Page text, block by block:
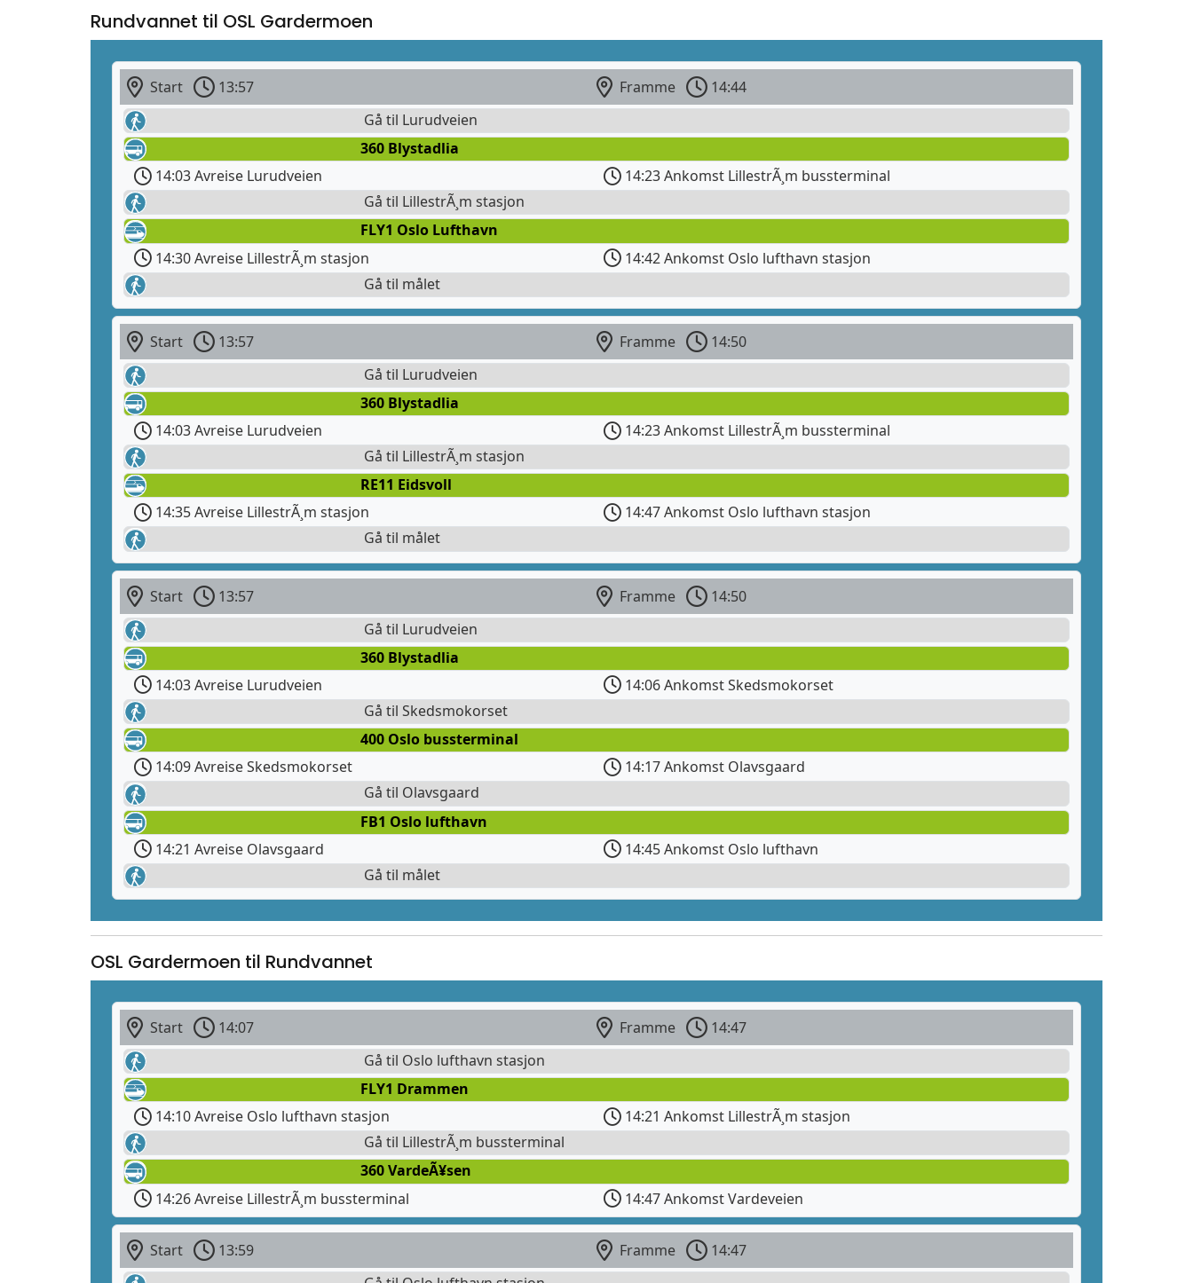
Rundvannet til OSL Gardermoen
Start 13:57 Framme
14:44
Gå til Lurudveien
360 Blystadlia
14:03 Avreise Lurudveien
14:23 Ankomst LillestrÃ¸m bussterminal
Gå til LillestrÃ¸m stasjon
FLY1 Oslo Lufthavn
14:30 Avreise LillestrÃ¸m stasjon
14:42 Ankomst Oslo lufthavn stasjon
Gå til målet
Start 13:57 Framme
14:50
Gå til Lurudveien
360 Blystadlia
14:03 Avreise Lurudveien
14:23 Ankomst LillestrÃ¸m bussterminal
Gå til LillestrÃ¸m stasjon
RE11 Eidsvoll
14:35 Avreise LillestrÃ¸m stasjon
14:47 Ankomst Oslo lufthavn stasjon
Gå til målet
Start 13:57 Framme
14:50
Gå til Lurudveien
360 Blystadlia
14:03 Avreise Lurudveien
14:06 Ankomst Skedsmokorset
Gå til Skedsmokorset
400 Oslo bussterminal
14:09 Avreise Skedsmokorset
14:17 Ankomst Olavsgaard
Gå til Olavsgaard
FB1 Oslo lufthavn
14:21 Avreise Olavsgaard
14:45 Ankomst Oslo lufthavn
Gå til målet
OSL Gardermoen til Rundvannet
Start 14:07 Framme
14:47
Gå til Oslo lufthavn stasjon
FLY1 Drammen
14:10 Avreise Oslo lufthavn stasjon
14:21 Ankomst LillestrÃ¸m stasjon
Gå til LillestrÃ¸m bussterminal
360 VardeÃ¥sen
14:26 Avreise LillestrÃ¸m bussterminal
14:47 Ankomst Vardeveien
Start 13:59 Framme
14:47